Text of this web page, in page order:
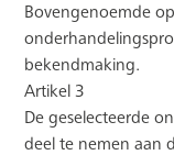
Bovengenoemde
bekendmaking.
Artikel 3
De geselecteerde
deel te nemen aan